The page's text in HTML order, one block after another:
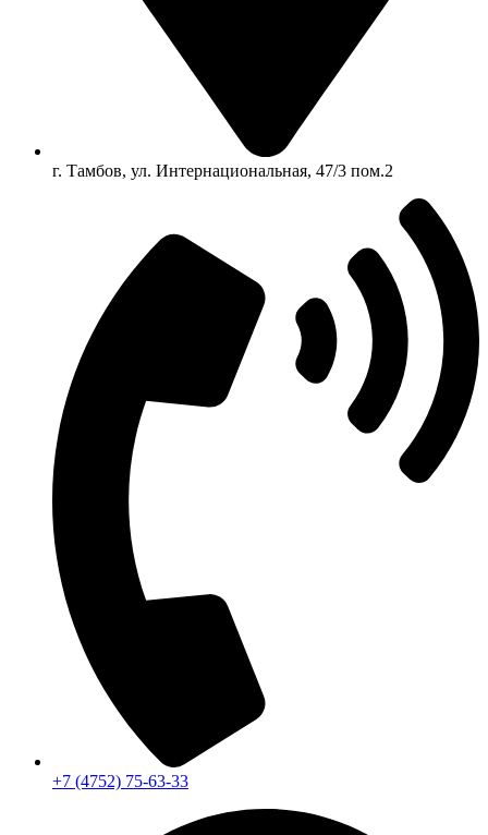
г. Тамбов, ул. Интернациональная, 47/3 пом.2
+7 (4752) 75-63-33